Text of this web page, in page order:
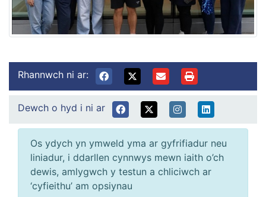
Rhannwch ni ar:
Dewch o hyd i ni ar
Os ydych yn ymweld yma ar gyfrifiadur neu
liniadur, i ddarllen cynnwys mewn iaith o’ch
dewis, amlygwch y testun a chliciwch ar
‘cyfieithu’ am opsiynau